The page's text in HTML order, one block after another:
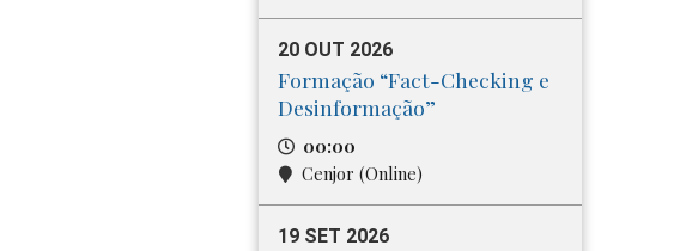
20 OUT 2026
Formação “Fact-Checking e
Desinformação”
00:00
Cenjor (Online)
19 SET 2026